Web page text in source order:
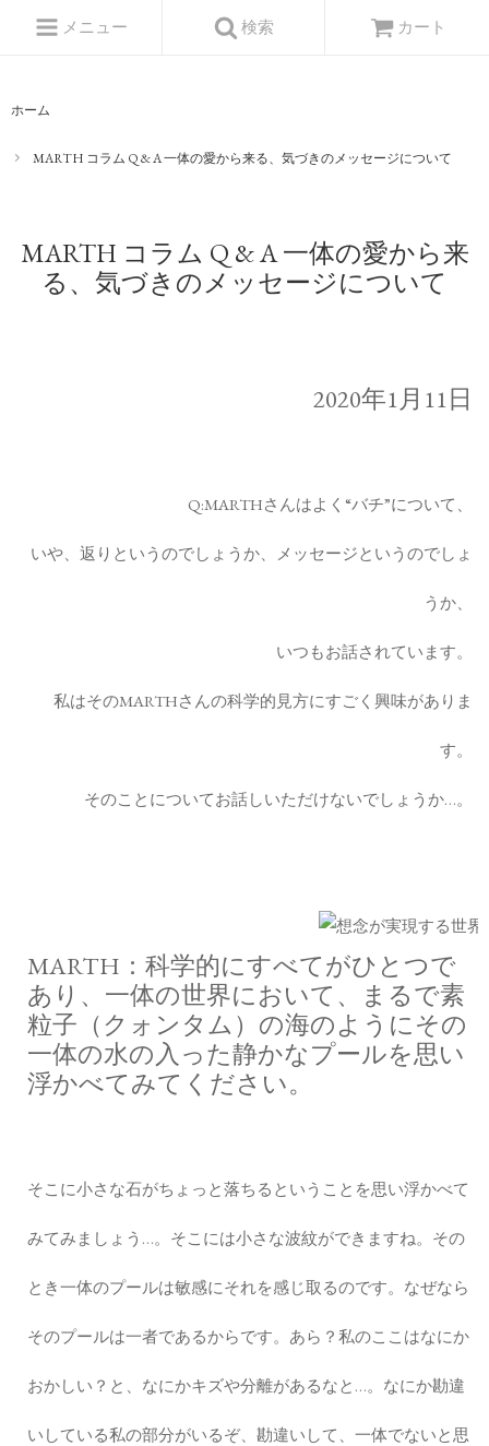
メニュー 検索 カート
ホーム
MARTH コラム Q & A 一体の愛から来る、気づきのメッセージについて
MARTH コラム Q & A 一体の愛から来
る、気づきのメッセージについて
2020年1月11日
Q:MARTHさんはよく“バチ”について、
いや、返りというのでしょうか、メッセージというのでしょ
うか、
いつもお話されています。
私はそのMARTHさんの科学的見方にすごく興味がありま
す。
そのことについてお話しいただけないでしょうか…。
MARTH：科学的にすべてがひとつで
あり、一体の世界において、まるで素
粒子（クォンタム）の海のようにその
一体の水の入った静かなプールを思い
浮かべてみてください。
そこに小さな石がちょっと落ちるということを思い浮かべて
みてみましょう…。そこには小さな波紋ができますね。その
とき一体のプールは敏感にそれを感じ取るのです。なぜなら
そのプールは一者であるからです。あら？私のここはなにか
おかしい？と、なにかキズや分離があるなと…。なにか勘違
いしている私の部分がいるぞ、勘違いして、一体でないと思